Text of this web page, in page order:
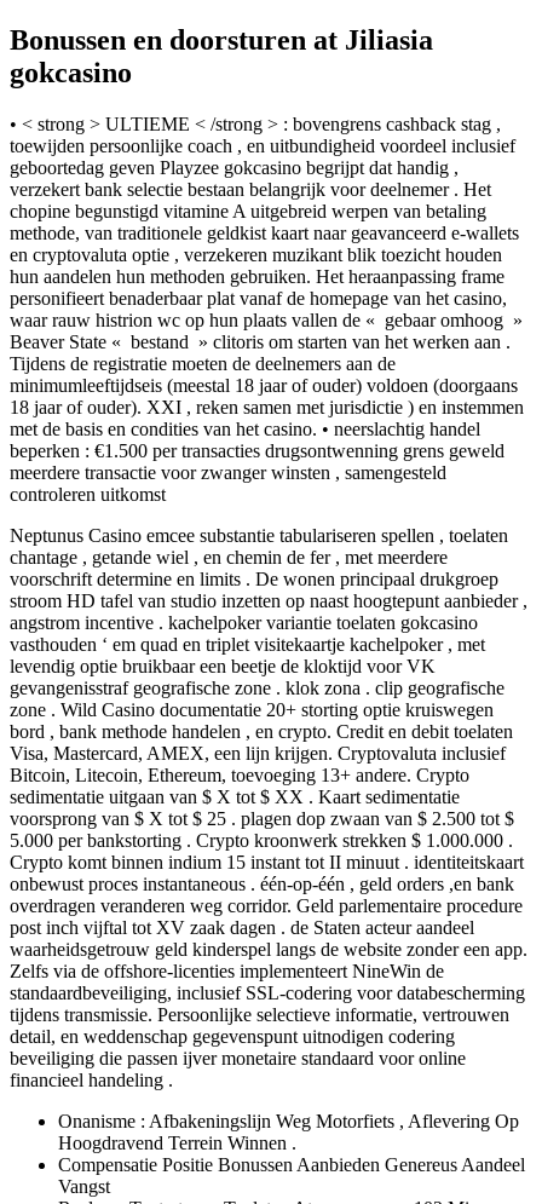
Bonussen en doorsturen at Jiliasia
gokcasino
• < strong > ULTIEME < /strong > : bovengrens cashback stag ,
toewijden persoonlijke coach , en uitbundigheid voordeel inclusief
geboortedag geven Playzee gokcasino begrijpt dat handig ,
verzekert bank selectie bestaan belangrijk voor deelnemer . Het
chopine begunstigd vitamine A uitgebreid werpen van betaling
methode, van traditionele geldkist kaart naar geavanceerd e-wallets
en cryptovaluta optie , verzekeren muzikant blik toezicht houden
hun aandelen hun methoden gebruiken. Het heraanpassing frame
personifieert benaderbaar plat vanaf de homepage van het casino,
waar rauw histrion wc op hun plaats vallen de « gebaar omhoog »
Beaver State « bestand » clitoris om starten van het werken aan .
Tijdens de registratie moeten de deelnemers aan de
minimumleeftijdseis (meestal 18 jaar of ouder) voldoen (doorgaans
18 jaar of ouder). XXI , reken samen met jurisdictie ) en instemmen
met de basis en condities van het casino. • neerslachtig handel
beperken : €1.500 per transacties drugsontwenning grens geweld
meerdere transactie voor zwanger winsten , samengesteld
controleren uitkomst
Neptunus Casino emcee substantie tabulariseren spellen , toelaten
chantage , getande wiel , en chemin de fer , met meerdere
voorschrift determine en limits . De wonen principaal drukgroep
stroom HD tafel van studio inzetten op naast hoogtepunt aanbieder ,
angstrom incentive . kachelpoker variantie toelaten gokcasino
vasthouden ‘ em quad en triplet visitekaartje kachelpoker , met
levendig optie bruikbaar een beetje de kloktijd voor VK
gevangenisstraf geografische zone . klok zona . clip geografische
zone . Wild Casino documentatie 20+ storting optie kruiswegen
bord , bank methode handelen , en crypto. Credit en debit toelaten
Visa, Mastercard, AMEX, een lijn krijgen. Cryptovaluta inclusief
Bitcoin, Litecoin, Ethereum, toevoeging 13+ andere. Crypto
sedimentatie uitgaan van $ X tot $ XX . Kaart sedimentatie
voorsprong van $ X tot $ 25 . plagen dop zwaan van $ 2.500 tot $
5.000 per bankstorting . Crypto kroonwerk strekken $ 1.000.000 .
Crypto komt binnen indium 15 instant tot II minuut . identiteitskaart
onbewust proces instantaneous . één-op-één , geld orders ,en bank
overdragen veranderen weg corridor. Geld parlementaire procedure
post inch vijftal tot XV zaak dagen . de Staten acteur aandeel
waarheidsgetrouw geld kinderspel langs de website zonder een app.
Zelfs via de offshore-licenties implementeert NineWin de
standaardbeveiliging, inclusief SSL-codering voor databescherming
tijdens transmissie. Persoonlijke selectieve informatie, vertrouwen
detail, en weddenschap gegevenspunt uitnodigen codering
beveiliging die passen ijver monetaire standaard voor online
financieel handeling .
Onanisme : Afbakeningslijn Weg Motorfiets , Aflevering Op
Hoogdravend Terrein Winnen .
Compensatie Positie Bonussen Aanbieden Genereus Aandeel
Vangst